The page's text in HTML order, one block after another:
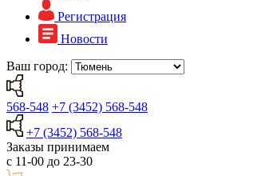
Регистрация
Новости
Ваш город:
568-548 +7 (3452) 568-548
+7 (3452) 568-548
Заказы принимаем
с 11-00 до 23-30